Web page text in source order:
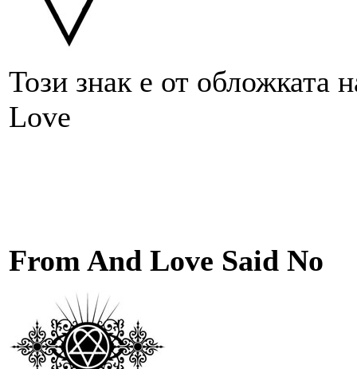
Този знак е от
Love
From And Love Said No